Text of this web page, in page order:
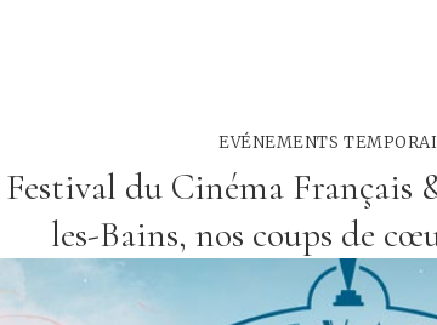
EVÉNEMENTS
du Cinéma Français
les-Bains, nos coups de